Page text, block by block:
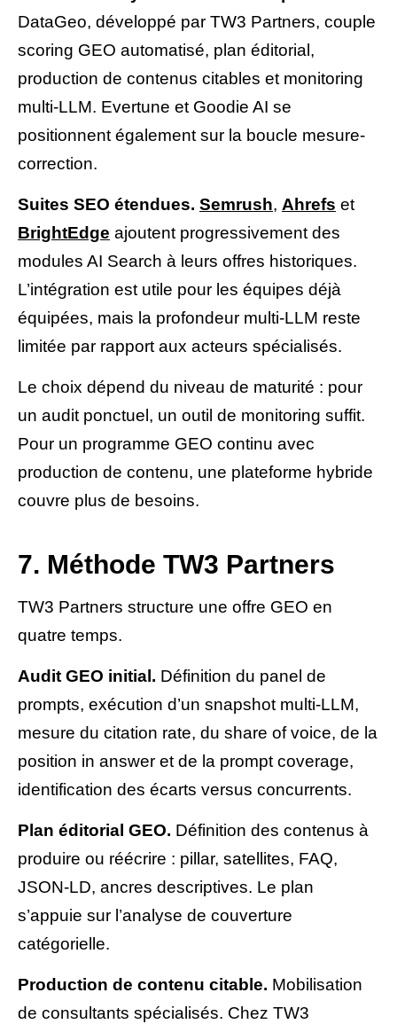
DataGeo, développé par TW3 Partners, couple
scoring GEO automatisé, plan éditorial,
production de contenus citables et monitoring
multi-LLM. Evertune et Goodie AI se
positionnent également sur la boucle mesure-
correction.
Suites SEO étendues. Semrush, Ahrefs et
BrightEdge ajoutent progressivement des
modules AI Search à leurs offres historiques.
L’intégration est utile pour les équipes déjà
équipées, mais la profondeur multi-LLM reste
limitée par rapport aux acteurs spécialisés.
Le choix dépend du niveau de maturité : pour
un audit ponctuel, un outil de monitoring suffit.
Pour un programme GEO continu avec
production de contenu, une plateforme hybride
couvre plus de besoins.
7. Méthode TW3 Partners
TW3 Partners structure une offre GEO en
quatre temps.
Audit GEO initial. Définition du panel de
prompts, exécution d’un snapshot multi-LLM,
mesure du citation rate, du share of voice, de la
position in answer et de la prompt coverage,
identification des écarts versus concurrents.
Plan éditorial GEO. Définition des contenus à
produire ou réécrire : pillar, satellites, FAQ,
JSON-LD, ancres descriptives. Le plan
s’appuie sur l’analyse de couverture
catégorielle.
Production de contenu citable. Mobilisation
de consultants spécialisés. Chez TW3